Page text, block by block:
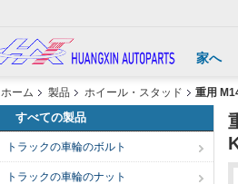
家へ
ホーム 製品 ホイール・スタッド 重用
すべての製品
トラックの車輪のボルト
トラックの車輪のナット